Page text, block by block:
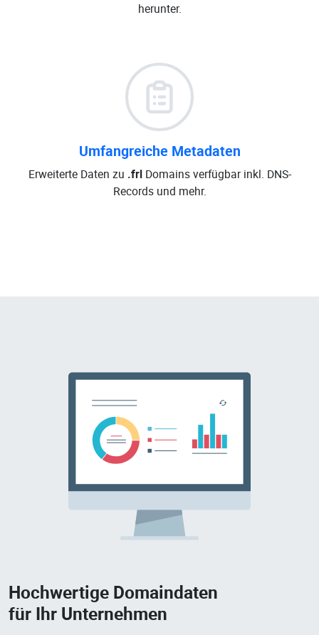
herunter.
Umfangreiche Metadaten
Erweiterte Daten zu .frlDomains verfügbar inkl. DNS-
Records und mehr.
Hochwertige Domaindaten
für Ihr Unternehmen